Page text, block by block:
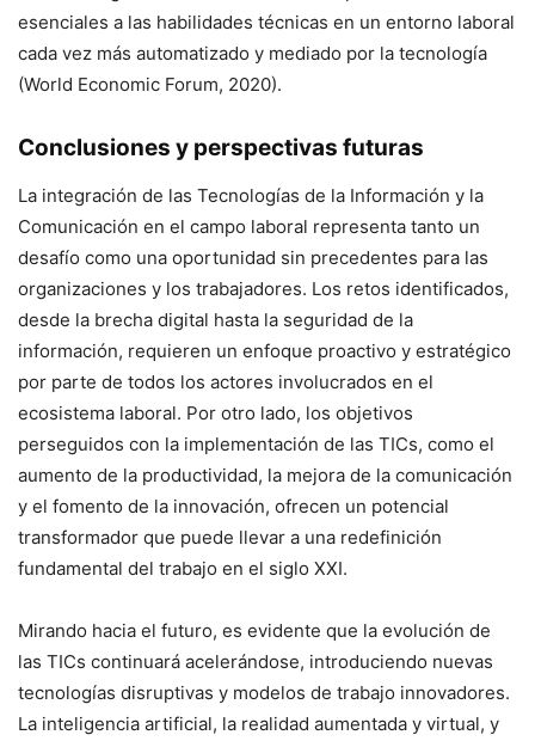
esenciales a las habilidades técnicas en un entorno laboral
cada vez más automatizado y mediado por la tecnología
(World Economic Forum, 2020).
Conclusiones y perspectivas futuras
La integración de las Tecnologías de la Información y la
Comunicación en el campo laboral representa tanto un
desafío como una oportunidad sin precedentes para las
organizaciones y los trabajadores. Los retos identificados,
desde la brecha digital hasta la seguridad de la
información, requieren un enfoque proactivo y estratégico
por parte de todos los actores involucrados en el
ecosistema laboral. Por otro lado, los objetivos
perseguidos con la implementación de las TICs, como el
aumento de la productividad, la mejora de la comunicación
y el fomento de la innovación, ofrecen un potencial
transformador que puede llevar a una redefinición
fundamental del trabajo en el siglo XXI.
Mirando hacia el futuro, es evidente que la evolución de
las TICs continuará acelerándose, introduciendo nuevas
tecnologías disruptivas y modelos de trabajo innovadores.
La inteligencia artificial, la realidad aumentada y virtual, y